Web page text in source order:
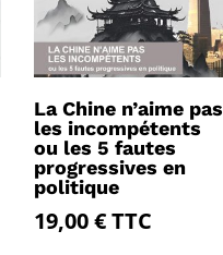
La Chine n’aime pas
les incompétents
ou les 5 fautes
progressives en
politique
19,00€TTC